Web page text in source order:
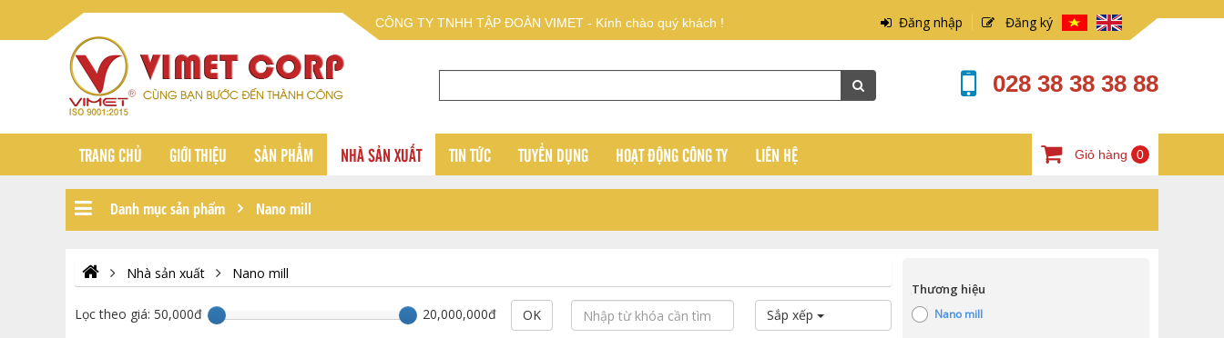
CÔNG TY TNHH TẬP ĐOÀN VIMET - Kính chào quý khách ! Đăng nhập Đăng ký
028 38 38 38 88
TRANG CHỦ GIỚI THIỆU SẢN PHẨM NHÀ SẢN XUẤT TIN TỨC TUYỂN DỤNG HOẠT ĐỘNG CÔNG TY LIÊN HỆ Giỏ hàng 0
Danh mục sản phẩm Nano mill
Nhà sản xuất Nano mill
Lọc theo giá: 50,000đ 20,000,000đ OK Sắp xếp
Thương hiệu
Nano mill